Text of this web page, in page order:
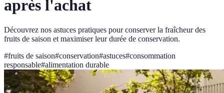
après l'achat
Découvrez nos astuces pratiques pour conserver la fraîcheur des
fruits de saison et maximiser leur durée de conservation.
#fruits de saison#conservation#astuces#consommation
responsable#alimentation durable